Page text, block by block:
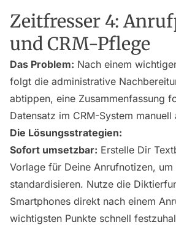
Zeitfresser 4:
und CRM-Pflege
Das Problem: Nach einem
folgt die administrative
abtippen, eine Zusammenfassung
Datensatz im CRM-System manuell
Die Lösungsstrategien:
Sofort umsetzbar: Erstelle Dir
Vorlage für Deine Anrufnotizen,
standardisieren. Nutze die
Smartphones direkt nach einem
wichtigsten Punkte schnell